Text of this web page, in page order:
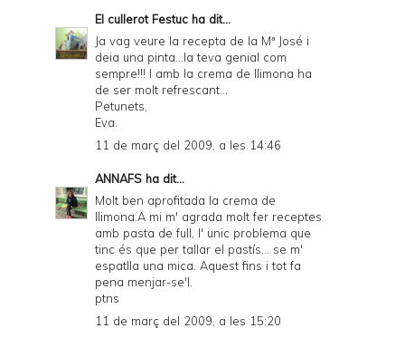
El cullerot Festuc ha dit...
Ja vag veure la recepta de la Mª José i
deia una pinta...la teva genial com
sempre!!! I amb la crema de llimona ha
de ser molt refrescant...
Petunets,
Eva.
11 de març del 2009, a les 14:46
ANNAFS ha dit...
Molt ben aprofitada la crema de
llimona.A mi m' agrada molt fer receptes
amb pasta de full, l' unic problema que
tinc és que per tallar el pastís... se m'
espatlla una mica. Aquest fins i tot fa
pena menjar-se'l.
ptns
11 de març del 2009, a les 15:20